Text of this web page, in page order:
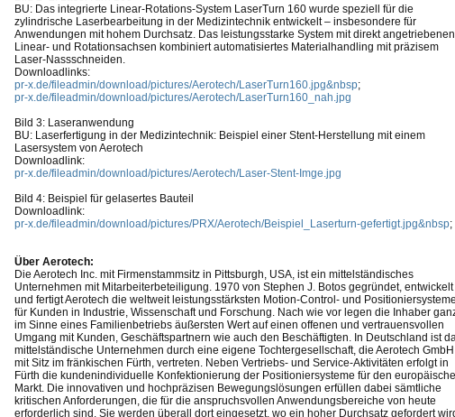
BU: Das integrierte Linear-Rotations-System LaserTurn 160 wurde speziell für die
zylindrische Laserbearbeitung in der Medizintechnik entwickelt – insbesondere für
Anwendungen mit hohem Durchsatz. Das leistungsstarke System mit direkt angetriebenen
Linear- und Rotationsachsen kombiniert automatisiertes Materialhandling mit präzisem
Laser-Nassschneiden.
Downloadlinks:
pr-x.de/fileadmin/download/pictures/Aerotech/LaserTurn160.jpg&nbsp;
pr-x.de/fileadmin/download/pictures/Aerotech/LaserTurn160_nah.jpg
Bild 3: Laseranwendung
BU: Laserfertigung in der Medizintechnik: Beispiel einer Stent-Herstellung mit einem
Lasersystem von Aerotech
Downloadlink:
pr-x.de/fileadmin/download/pictures/Aerotech/Laser-Stent-Imge.jpg
Bild 4: Beispiel für gelasertes Bauteil
Downloadlink:
pr-x.de/fileadmin/download/pictures/PRX/Aerotech/Beispiel_Laserturn-gefertigt.jpg&nbsp;
Über Aerotech:
Die Aerotech Inc. mit Firmenstammsitz in Pittsburgh, USA, ist ein mittelständisches
Unternehmen mit Mitarbeiterbeteiligung. 1970 von Stephen J. Botos gegründet, entwickelt
und fertigt Aerotech die weltweit leistungsstärksten Motion-Control- und Positioniersysteme
für Kunden in Industrie, Wissenschaft und Forschung. Nach wie vor legen die Inhaber
im Sinne eines Familienbetriebs äußersten Wert auf einen offenen und vertrauensvollen
Umgang mit Kunden, Geschäftspartnern wie auch den Beschäftigten. In Deutschland ist
mittelständische Unternehmen durch eine eigene Tochtergesellschaft, die Aerotech GmbH
mit Sitz im fränkischen Fürth, vertreten. Neben Vertriebs- und Service-Aktivitäten erfolgt in
Fürth die kundenindividuelle Konfektionierung der Positioniersysteme für den
Markt. Die innovativen und hochpräzisen Bewegungslösungen erfüllen dabei sämtliche
kritischen Anforderungen, die für die anspruchsvollen Anwendungsbereiche von heute
erforderlich sind. Sie werden überall dort eingesetzt, wo ein hoher Durchsatz gefordert